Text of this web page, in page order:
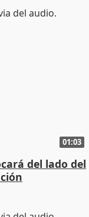
01:03
del lado del